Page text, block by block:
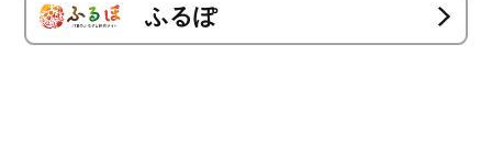
ふるぽ